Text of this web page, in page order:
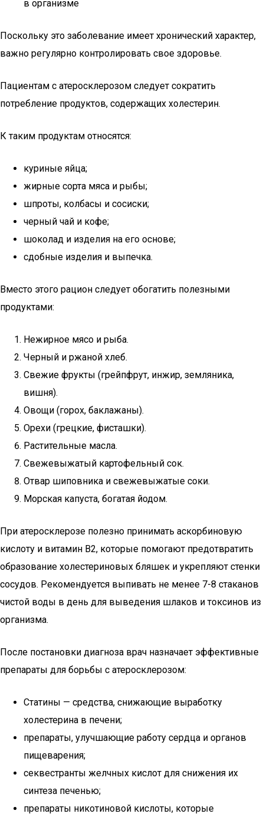
в организме
Поскольку это заболевание имеет хронический характер,
важно регулярно контролировать свое здоровье.
Пациентам с атеросклерозом следует сократить
потребление продуктов, содержащих холестерин.
К таким продуктам относятся:
куриные яйца;
жирные сорта мяса и рыбы;
шпроты, колбасы и сосиски;
черный чай и кофе;
шоколад и изделия на его основе;
сдобные изделия и выпечка.
Вместо этого рацион следует обогатить полезными
продуктами:
Нежирное мясо и рыба.
Черный и ржаной хлеб.
Свежие фрукты (грейпфрут, инжир, земляника,
вишня).
Овощи (горох, баклажаны).
Орехи (грецкие, фисташки).
Растительные масла.
Свежевыжатый картофельный сок.
Отвар шиповника и свежевыжатые соки.
Морская капуста, богатая йодом.
При атеросклерозе полезно принимать аскорбиновую
кислоту и витамин В2, которые помогают предотвратить
образование холестериновых бляшек и укрепляют стенки
сосудов. Рекомендуется выпивать не менее 7-8 стаканов
чистой воды в день для выведения шлаков и токсинов из
организма.
После постановки диагноза врач назначает эффективные
препараты для борьбы с атеросклерозом:
Статины — средства, снижающие выработку
холестерина в печени;
препараты, улучшающие работу сердца и органов
пищеварения;
секвестранты желчных кислот для снижения их
синтеза печенью;
препараты никотиновой кислоты, которые